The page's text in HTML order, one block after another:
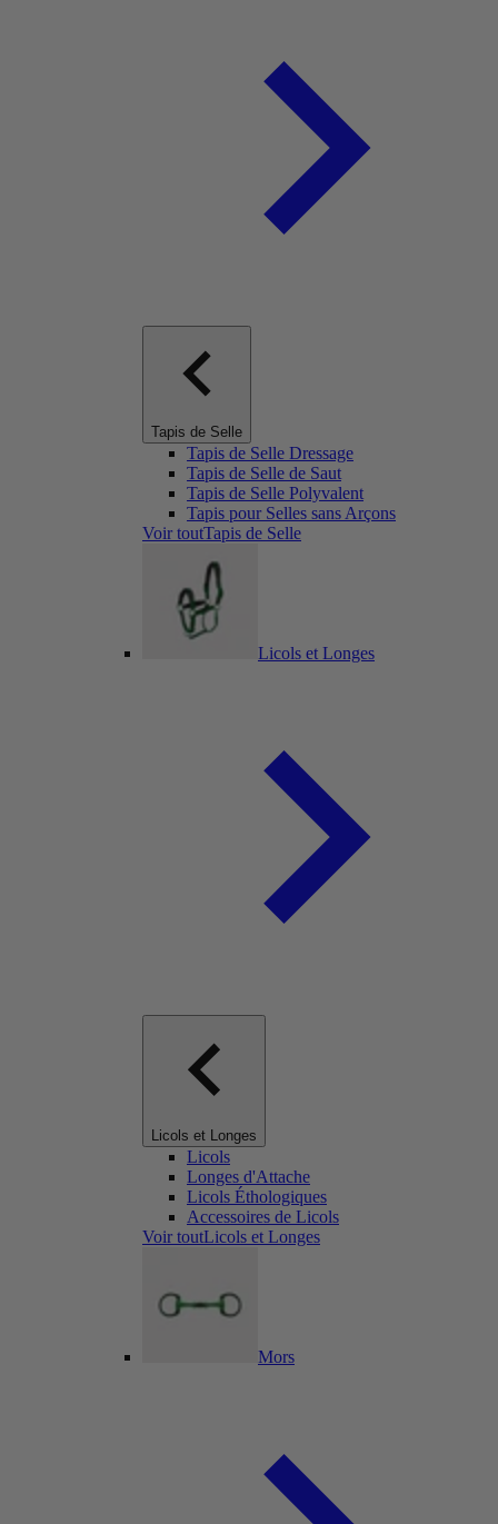
Tapis de Selle
Tapis de Selle Dressage
Tapis de Selle de Saut
Tapis de Selle Polyvalent
Tapis pour Selles sans Arçons
Voir toutTapis de Selle
Licols et Longes
Licols et Longes
Licols
Longes d'Attache
Licols Éthologiques
Accessoires de Licols
Voir toutLicols et Longes
Mors